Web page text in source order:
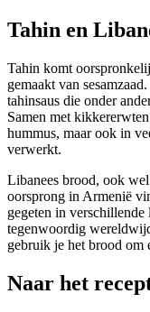
Tahin en
Tahin komt
gemaakt van
tahinsaus die onder
Samen met
hummus, maar ook in
verwerkt.
Libanees brood, ook
oorsprong in Armenië
gegeten in
tegenwoordig
gebruik je het brood om
Naar het